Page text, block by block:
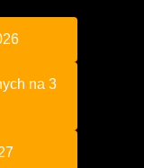
na 3